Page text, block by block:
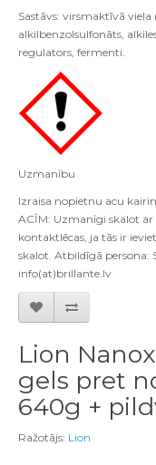
Sastāvs: virsmaktīvā viela
alkilbenzolsulfonāts,
regulators, fermenti.
Uzmanību
Izraisa nopietnu acu kairin
ACĪM: Uzmanīgi skalot ar
kontaktlēcas, ja tās ir
skalot. Atbildīgā persona:
info(at)brillante.lv
Lion
gels pret
640g +
Ražotājs: Lion